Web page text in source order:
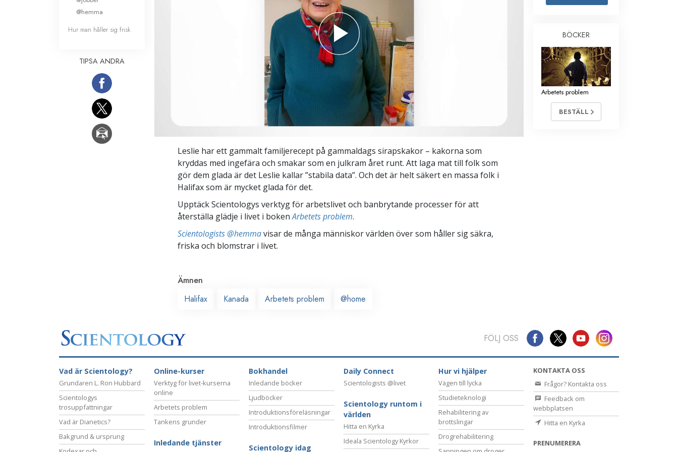
Verktyg för arbetslivet
Etik och tillstånden
Orsaken till undertryckande
Undersökningar
Organiseringens grunder
Leslie har ett gammalt familjerecept på gammaldags sirapskakor – kakorna som
kryddas med ingefära och smakar som en julkram året runt. Att laga mat till folk som
gör dem glada är det Leslie kallar ”stabila data”. Och det är helt säkert en massa folk i
Halifax som är mycket glada för det.
Upptäck Scientologys verktyg för arbetslivet och banbrytande processer för att
återställa glädje i livet i bokenArbetets problem.
Scientologists @hemmavisar de många människor världen över som håller sig säkra,
friska och blomstrar i livet.
Ämnen
Halifax
Kanada Arbetets problem @home
@hemma
Hur man håller sig frisk
TIPSA ANDRA
BÖCKER
Arbetets problem
BESTÄLL
FÖLJ OSS
Vad är Scientology?
Grundaren L. Ron Hubbard
Scientologys
trosuppfattningar
Vad är Dianetics?
Bakgrund & ursprung
Online-kurser
Verktyg för livet-kurserna
online
Arbetets problem
Tankens grunder
Inledande tjänster
Bokhandel
Inledande böcker
Ljudböcker
Introduktionsföreläsningar
Introduktionsfilmer
Scientology idag
Daily Connect
Scientologists @livet
Scientology runtom i
världen
Hitta en Kyrka
Ideala Scientology Kyrkor
Hur vi hjälper
Vägen till lycka
Studieteknologi
Rehabilitering av
brottslingar
Drogrehabilitering
KONTAKTA OSS
Frågor? Kontakta oss
Feedback om
webbplatsen
Hitta en Kyrka
PRENUMERERA